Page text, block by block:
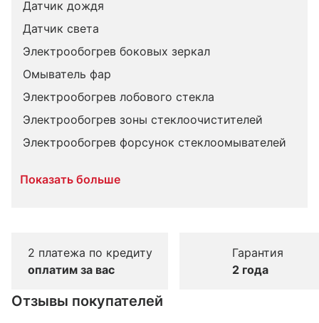
Датчик дождя
Датчик света
Электрообогрев боковых зеркал
Омыватель фар
Электрообогрев лобового стекла
Электрообогрев зоны стеклоочистителей
Электрообогрев форсунок стеклоомывателей
Показать больше
2 платежа по кредиту
оплатим за вас
Гарантия
2 года
Отзывы покупателей